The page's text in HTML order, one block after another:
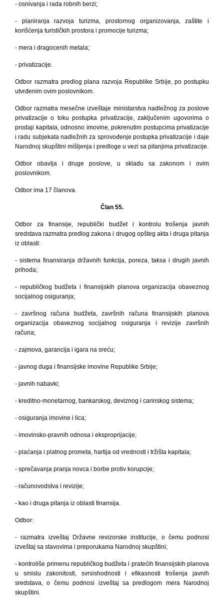
- osnivanja i rada robnih berzi;
- planiranja razvoja turizma, prostornog organizovanja, zaštite i
korišćenja turističkih prostora i promocije turizma;
- mera i dragocenih metala;
- privatizacije.
Odbor razmatra predlog plana razvoja Republike Srbije, po postupku
utvrđenim ovim poslovnikom.
Odbor razmatra mesečne izveštaje ministarstva nadležnog za poslove
privatizacije o toku postupka privatizacije, zaključenim ugovorima o
prodaji kapitala, odnosno imovine, pokrenutim postupcima privatizacije
i radu subjekata nadležnih za sprovođenje postupka privatizacije i daje
Narodnoj skupštini mišljenja i predloge u vezi sa pitanjima privatizacije.
Odbor obavlja i druge poslove, u skladu sa zakonom i ovim
poslovnikom.
Odbor ima 17 članova.
Član 55.
Odbor za finansije, republički budžet i kontrolu trošenja javnih
sredstava razmatra predlog zakona i drugog opšteg akta i druga pitanja
iz oblasti:
- sistema finansiranja državnih funkcija, poreza, taksa i drugih javnih
prihoda;
- republičkog budžeta i finansijskih planova organizacija obaveznog
socijalnog osiguranja;
- završnog računa budžeta, završnih računa finansijskih planova
organizacija obaveznog socijalnog osiguranja i revizije završnih
računa;
- zajmova, garancija i igara na sreću;
- javnog duga i finansijske imovine Republike Srbije;
- javnih nabavki;
- kreditno-monetarnog, bankarskog, deviznog i carinskog sistema;
- osiguranja imovine i lica;
- imovinsko-pravnih odnosa i eksproprijacije;
- plaćanja i platnog prometa, hartija od vrednosti i tržišta kapitala;
- sprečavanja pranja novca i borbe protiv korupcije;
- računovodstva i revizije;
- kao i druga pitanja iz oblasti finansija.
Odbor:
- razmatra izveštaj Državne revizorske institucije, o čemu podnosi
izveštaj sa stavovima i preporukama Narodnoj skupštini;
- kontroliše primenu republičkog budžeta i pratećih finansijskih planova
u smislu zakonitosti, svrsishodnosti i efikasnosti trošenja javnih
sredstava, o čemu podnosi izveštaj sa predlogom mera Narodnoj
skupštini.